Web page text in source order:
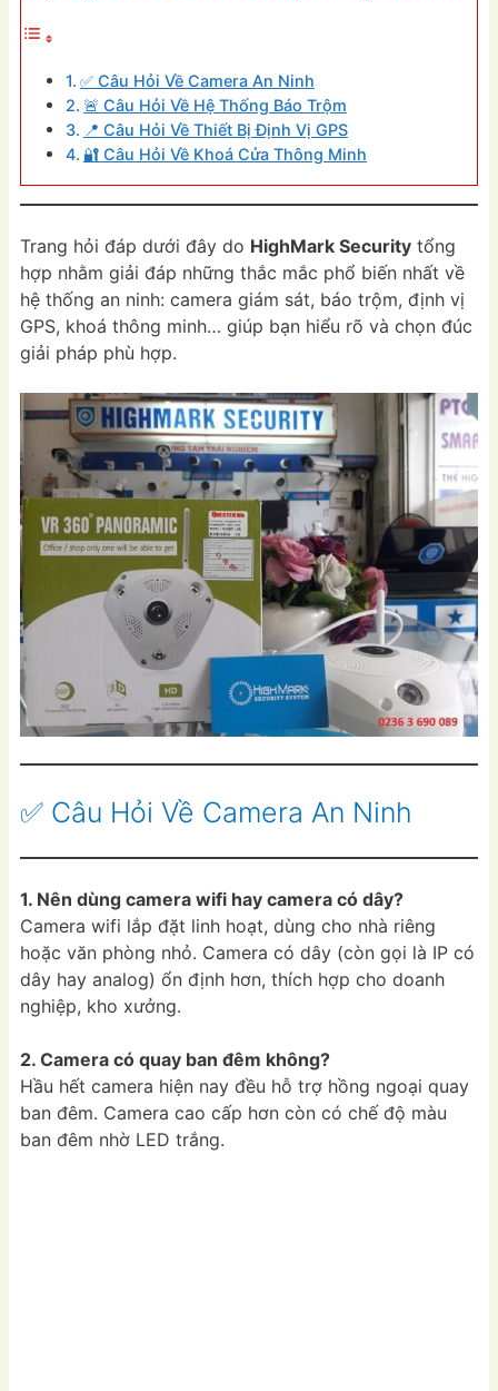
✅ Câu Hỏi Về Camera An Ninh
🚨 Câu Hỏi Về Hệ Thống Báo Trộm
📍 Câu Hỏi Về Thiết Bị Định Vị GPS
🔐 Câu Hỏi Về Khoá Cửa Thông Minh
Trang hỏi đáp dưới đây do HighMark Security tổng
hợp nhằm giải đáp những thắc mắc phổ biến nhất về
hệ thống an ninh: camera giám sát, báo trộm, định vị
GPS, khoá thông minh… giúp bạn hiểu rõ và chọn đúc
giải pháp phù hợp.
✅ Câu Hỏi Về Camera An Ninh
1. Nên dùng camera wifi hay camera có dây?
Camera wifi lắp đặt linh hoạt, dùng cho nhà riêng
hoặc văn phòng nhỏ. Camera có dây (còn gọi là IP có
dây hay analog) ổn định hơn, thích hợp cho doanh
nghiệp, kho xưởng.
2. Camera có quay ban đêm không?
Hầu hết camera hiện nay đều hỗ trợ hồng ngoại quay
ban đêm. Camera cao cấp hơn còn có chế độ màu
ban đêm nhờ LED trắng.